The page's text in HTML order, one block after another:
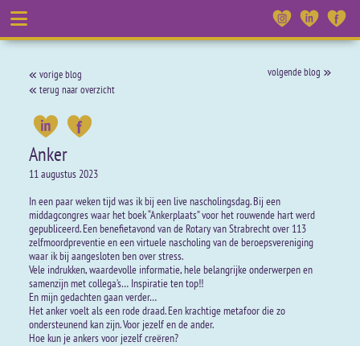
vorige blog
volgende blog
terug naar overzicht
Anker
11 augustus 2023
In een paar weken tijd was ik bij een live nascholingsdag. Bij een
middagcongres waar het boek “Ankerplaats” voor het rouwende hart werd
gepubliceerd. Een benefietavond van de Rotary van Strabrecht over 113
zelfmoordpreventie en een virtuele nascholing van de beroepsvereniging
waar ik bij aangesloten ben over stress.
Vele indrukken, waardevolle informatie, hele belangrijke onderwerpen en
samenzijn met collega’s… Inspiratie ten top!!
En mijn gedachten gaan verder…
Het anker voelt als een rode draad. Een krachtige metafoor die zo
ondersteunend kan zijn. Voor jezelf en de ander.
Hoe kun je ankers voor jezelf creëren?